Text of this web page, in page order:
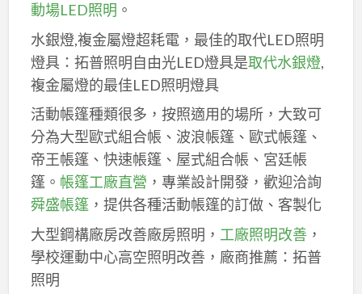
動場LED照明 。
水銀燈,複金屬燈超耗電，最佳的取代LED照明
燈具：拓普照明自由光LED燈具是取代水銀燈,
複金屬燈的最佳LED照明燈具
活動帳篷種類很多，按照適用的場所，大致可
分為大型歐式組合帳、波浪帳篷、歐式帳篷、
帝王帳篷、快速帳篷、屋式組合帳、宮廷帳
篷。 帳篷工廠直營 ，專業設計開發，歡迎洽詢
舜盛帳篷，提供各種活動帳篷的訂做、客製化
大型鋼構廠房改善廠房照明， 工廠照明改善，
學校運動中心高空照明改善，廠商推薦：拓普
照明